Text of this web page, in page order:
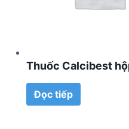
Thuốc Calcibest
Đọc tiếp